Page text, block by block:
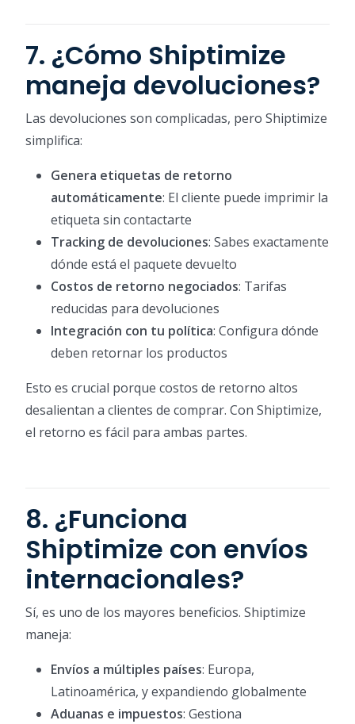
7. ¿Cómo Shiptimize
maneja devoluciones?
Las devoluciones son complicadas, pero Shiptimize
simplifica:
Genera etiquetas de retorno
automáticamente: El cliente puede imprimir la
etiqueta sin contactarte
Tracking de devoluciones: Sabes exactamente
dónde está el paquete devuelto
Costos de retorno negociados: Tarifas
reducidas para devoluciones
Integración con tu política: Configura dónde
deben retornar los productos
Esto es crucial porque costos de retorno altos
desalientan a clientes de comprar. Con Shiptimize,
el retorno es fácil para ambas partes.
8. ¿Funciona
Shiptimize con envíos
internacionales?
Sí, es uno de los mayores beneficios. Shiptimize
maneja:
Envíos a múltiples países: Europa,
Latinoamérica, y expandiendo globalmente
Aduanas e impuestos: Gestiona